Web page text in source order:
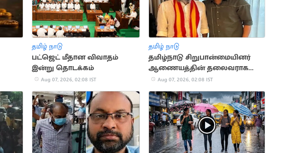
தமிழ் நாடு
பட்ஜெட் மீதான விவாதம்
இன்று தொடக்கம்
Aug 07, 2026, 02:08 IST
தமிழ் நாடு
தமிழ்நாடு சிறுபான்மையினர்
ஆணையத்தின் தலைவராக
பெலிக்ஸ் ஜெரால்டு நியமனம்
Aug 07, 2026, 02:08 IST